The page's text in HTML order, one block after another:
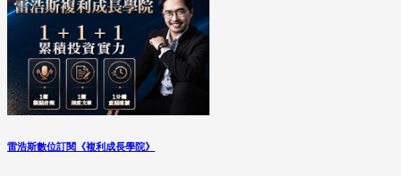
雷浩斯數位訂閱《複利成長學院》